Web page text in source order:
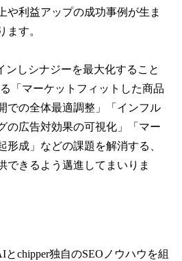
や利益アップの成功事例が生ま
ます。
ンしシナジーを最大化すること
「マーケットフィットした商品
での全体最適調整」「インフル
の広告対効果の可視化」「マー
形成」などの課題を解消する、
できるよう邁進してまいりま
とchipper独自のSEOノウハウを組